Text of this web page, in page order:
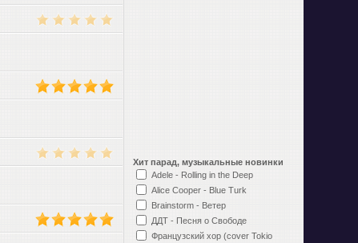
Хит парад, музыкальные новинки
Adele - Rolling in the Deep
Alice Cooper - Blue Turk
Brainstorm - Ветер
ДДТ - Песня о Свободе
Французский хор (cover Tokio